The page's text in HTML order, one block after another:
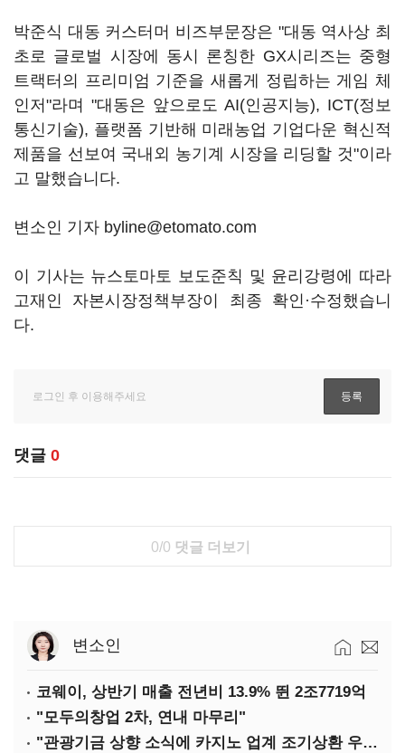
박준식 대동 커스터머 비즈부문장은 "대동 역사상 최
초로 글로벌 시장에 동시 론칭한 GX시리즈는 중형
트랙터의 프리미엄 기준을 새롭게 정립하는 게임 체
인저"라며 "대동은 앞으로도 AI(인공지능), ICT(정보
통신기술), 플랫폼 기반해 미래농업 기업다운 혁신적
제품을 선보여 국내외 농기계 시장을 리딩할 것"이라
고 말했습니다.
변소인 기자 byline@etomato.com
이 기사는 뉴스토마토 보도준칙 및 윤리강령에 따라
고재인 자본시장정책부장이 최종 확인·수정했습니
다.
댓글 0
0/0 댓글 더보기
변소인
코웨이, 상반기 매출 전년비 13.9% 뛴 2조7719억
"모두의창업 2차, 연내 마무리"
"관광기금 상향 소식에 카지노 업계 조기상환 우려"